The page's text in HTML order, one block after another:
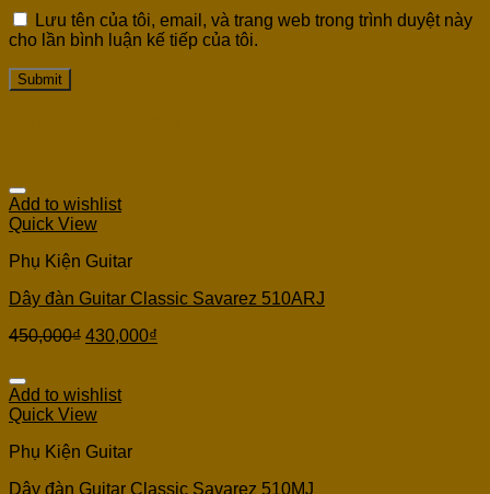
Lưu tên của tôi, email, và trang web trong trình duyệt này
cho lần bình luận kế tiếp của tôi.
Add to wishlist
Quick View
Phụ Kiện Guitar
Dây đàn Guitar Classic Savarez 510ARJ
450,000₫ 430,000₫
Add to wishlist
Quick View
Phụ Kiện Guitar
Dây đàn Guitar Classic Savarez 510MJ